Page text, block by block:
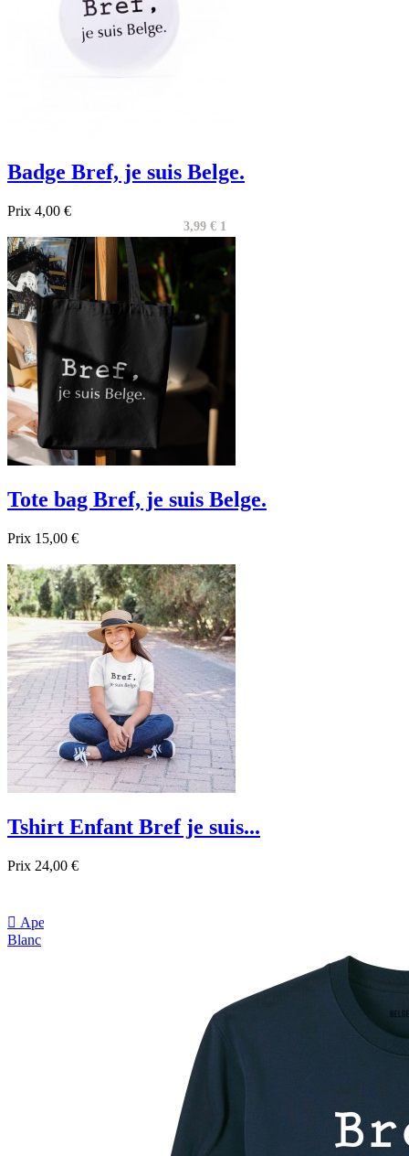
Badge Bref, je suis Belge.
Prix 4,00 €
3,99 € 1
Aperçu rapide
Tote bag Bref, je suis Belge.
Prix 15,00 €
Aperçu rapide
Noir Beige
Tshirt Enfant Bref je suis...
Prix 24,00 €
 Aperçu rapide
Blanc